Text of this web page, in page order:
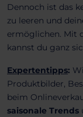
Dennoch ist das
zu leeren und
ermöglichen. Mit
kannst du ganz
Expertentipps:
Produktbilder,
beim
saisonale Trends